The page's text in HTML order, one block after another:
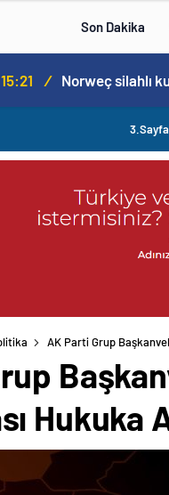
Son Dakika
15:20 /
3.Sayfa
AK Parti Grup
Hukuka